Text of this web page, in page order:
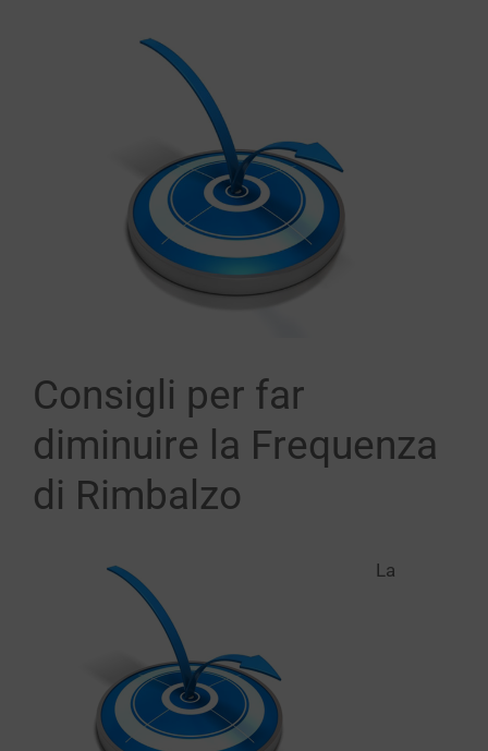
Consigli per far
diminuire la Frequenza
di Rimbalzo
La